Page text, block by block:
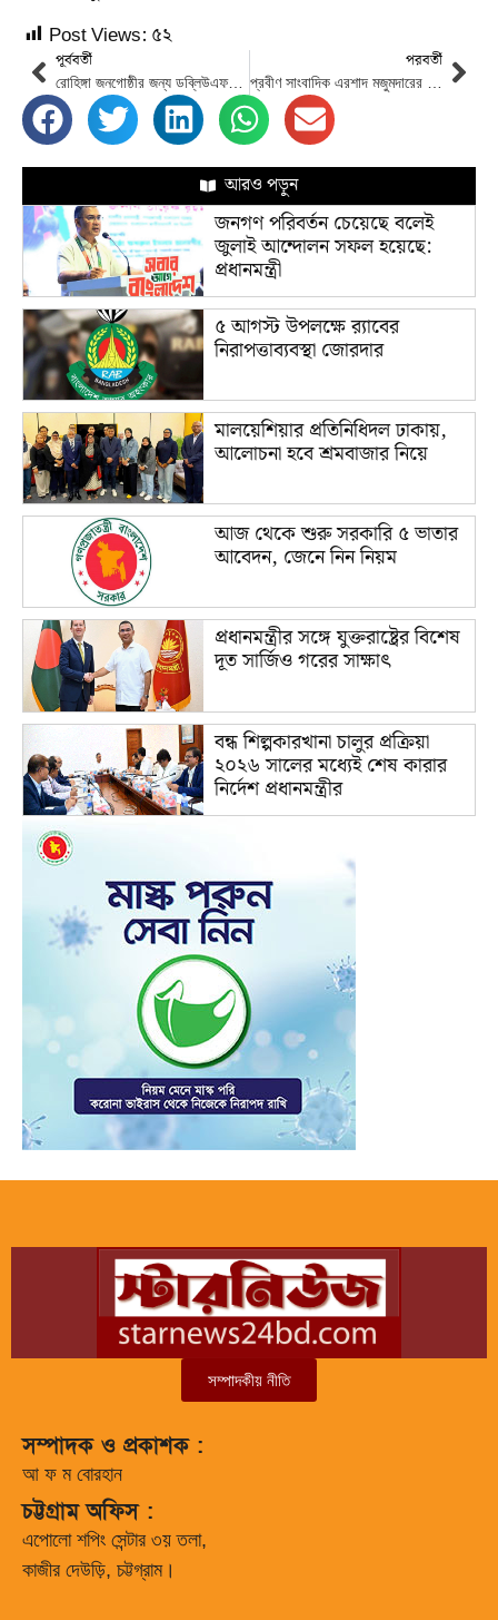
Post Views: ৫২
পূর্ববর্তী
রোহিঙ্গা জনগোষ্ঠীর জন্য ডব্লিউএফপি’র নিবেদিত সহায়তার প্রশংসা করেন পররাষ্ট্র উপদেষ্টা
পরবর্তী
আরও পড়ুন
জনগণ পরিবর্তন চেয়েছে বলেই
জুলাই আন্দোলন সফল হয়েছে:
প্রধানমন্ত্রী
৫ আগস্ট উপলক্ষে র‌্যাবের
নিরাপত্তাব্যবস্থা জোরদার
মালয়েশিয়ার প্রতিনিধিদল ঢাকায়,
আলোচনা হবে শ্রমবাজার নিয়ে
আজ থেকে শুরু সরকারি ৫ ভাতার
আবেদন, জেনে নিন নিয়ম
প্রধানমন্ত্রীর সঙ্গে যুক্তরাষ্ট্রের বিশেষ
দূত সার্জিও গরের সাক্ষাৎ
বন্ধ শিল্পকারখানা চালুর প্রক্রিয়া
২০২৬ সালের মধ্যেই শেষ কারার
নির্দেশ প্রধানমন্ত্রীর
সম্পাদকীয় নীতি
সম্পাদক ও প্রকাশক :
আ ফ ম বোরহান
চট্টগ্রাম অফিস :
এপোলো শপিং সেন্টার ৩য় তলা,
কাজীর দেউড়ি, চট্টগ্রাম।